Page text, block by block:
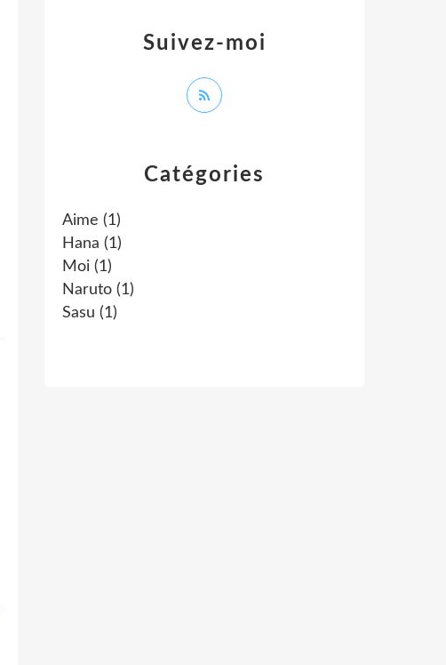
Catégories
Aime (1)
Hana (1)
Moi (1)
Naruto (1)
Sasu (1)
Suivez-moi